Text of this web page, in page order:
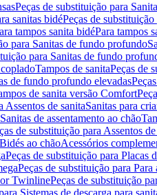
Peças de substituição para
sanitas bidéPeças de
tampos sanita bidéPara tampos
para Sanitas de fundo profundo
para Sanitas de fundo
Tampos de sanitaPeças de
de fundo profundo elevadas
de sanita versão Comfort
Assentos de sanitaSanitas para
de assentamento ao chão
de substituição para Assentos
ao chãoAcessórios
Peças de substituição para Placas
Peças de substituição para
TwinlinePeças de substituição
Sistemas de descarga para